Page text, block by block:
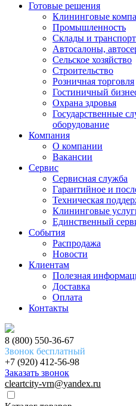
Готовые решения
Клининговые
Промышленность
Склады и транспорт
Автосалоны,
Сельское хозяйство
Строительство
Розничная торговля
Гостиничный
Охрана здровья
Государственные
оборудование
Компания
О компании
Вакансии
Сервис
Сервисная служба
Гарантийное и
Техническая
Клининговые
Единственный
События
Распродажа
Новости
Клиентам
Полезная
Доставка
Оплата
Контакты
8 (800) 550-36-67
Звонок бесплатный
+7 (920) 412-56-98
Заказать звонок
cleartcity-vrn@yandex.ru